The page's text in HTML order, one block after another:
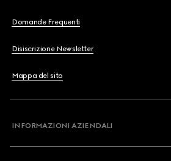
Domande Frequenti
Disiscrizione Newsletter
Mappa del sito
INFORMAZIONI AZIENDALI